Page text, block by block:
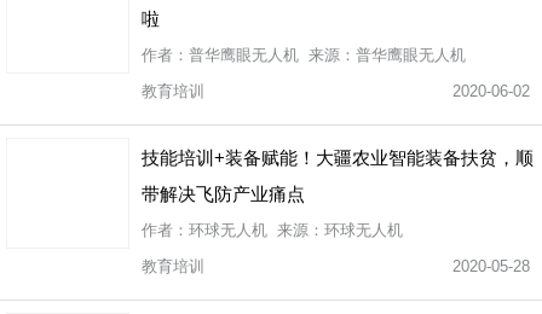
啦
作者：普华鹰眼无人机 来源：普华鹰眼无人机
教育培训
2020-06-02
技能培训+装备赋能！大疆农业智能装备扶贫，顺
带解决飞防产业痛点
作者：环球无人机 来源：环球无人机
教育培训
2020-05-28